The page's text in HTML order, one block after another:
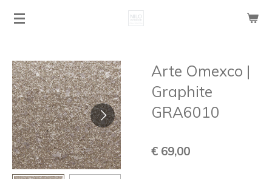
Ga
de
hoofdinhoud
Arte Omexco |
Graphite
GRA6010
€ 69,00